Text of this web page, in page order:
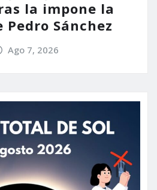
la impone la
Pedro Sánchez
Ago 7, 2026